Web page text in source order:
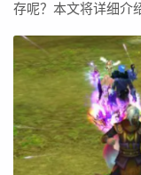
存呢？本文将详细介